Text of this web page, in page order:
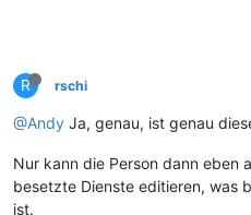
R rschi
@Andy Ja, genau, ist genau
Nur kann die Person dann eben
besetzte Dienste editieren, was
ist.